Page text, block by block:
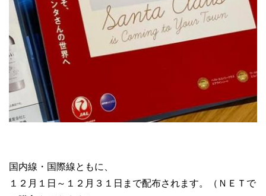
国内線・国際線ともに、
１２月１日～１２月３１日まで配布されます。（ＮＥＴで